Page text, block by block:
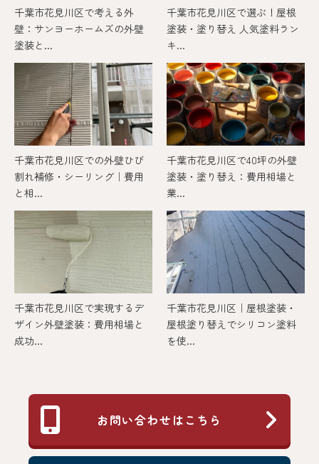
千葉市花見川区で考える外
壁：サンヨーホームズの外壁
塗装と...
千葉市花見川区で選ぶ！屋根
塗装・塗り替え 人気塗料ラン
キ...
千葉市花見川区での外壁ひび
割れ補修・シーリング｜費用
と相...
千葉市花見川区で40坪の外壁
塗装・塗り替え：費用相場と
業...
千葉市花見川区で実現するデ
ザイン外壁塗装：費用相場と
成功...
千葉市花見川区｜屋根塗装・
屋根塗り替えでシリコン塗料
を使...
お問い合わせはこちら